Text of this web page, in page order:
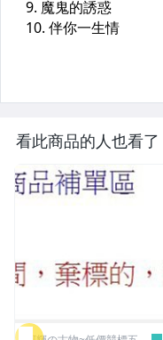
看此商品的人也看了